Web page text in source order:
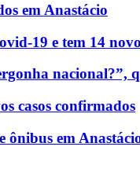
em Anastácio
19 e tem 14
nacional?”,
casos confirmados
ônibus em